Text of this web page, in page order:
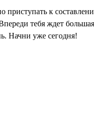
приступать к
тебя ждет большая
Начни уже сегодня!